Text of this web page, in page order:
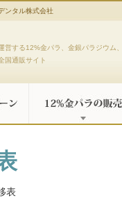
ンタル株式会社
営する12%金パラ、金銀パラジウム、
国通販サイト
表